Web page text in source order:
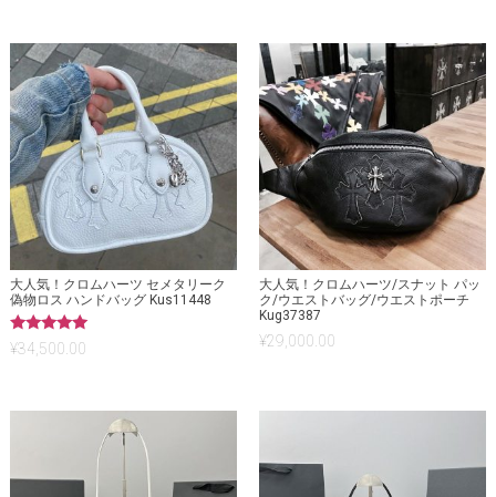
大人気！クロムハーツ セメタリーク
偽物ロス ハンドバッグ Kus11448
5段階中
5.00
¥34,500.00
大人気！クロムハーツ/スナット パッ
ク/ウエストバッグ/ウエストポーチ
Kug37387
¥29,000.00